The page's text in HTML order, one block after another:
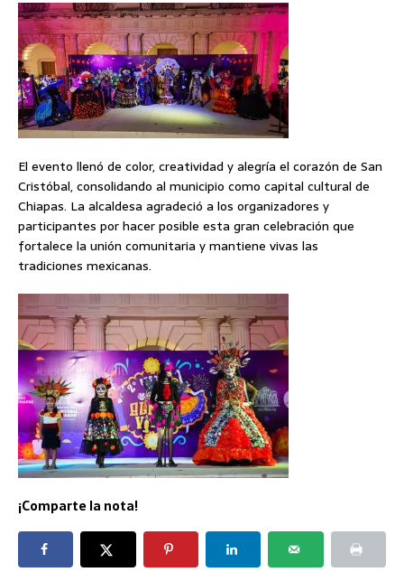
El evento llenó de color, creatividad y alegría el corazón de San
Cristóbal, consolidando al municipio como capital cultural de
Chiapas. La alcaldesa agradeció a los organizadores y
participantes por hacer posible esta gran celebración que
fortalece la unión comunitaria y mantiene vivas las
tradiciones mexicanas.
¡Comparte la nota!